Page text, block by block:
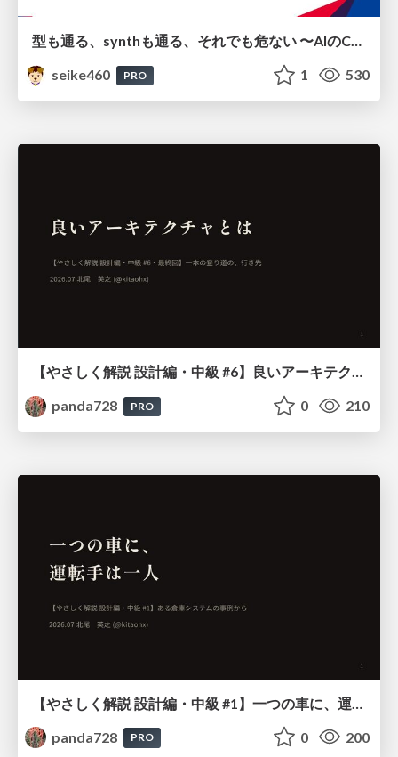
seike460
PRO 1 530
【やさしく解説 設計編・中級 #6】良いアーキテクチャとは ～ 一本の登り道の、行き先 ～
panda728
PRO 0 210
panda728
PRO 0 200